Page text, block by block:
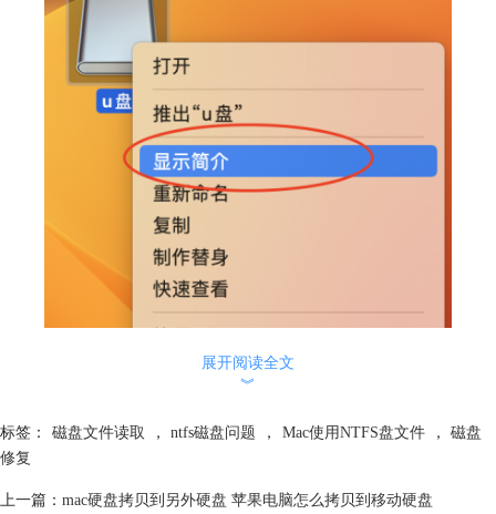
展开阅读全文
︾
标签： 磁盘文件读取 ， ntfs磁盘问题 ， Mac使用NTFS盘文件 ，
磁盘
修复
上一篇： mac硬盘拷贝到另外硬盘 苹果电脑怎么拷贝到移动硬盘